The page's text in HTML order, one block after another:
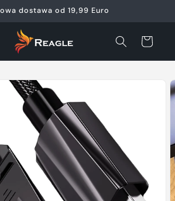
dostawa od 19,99 Euro
Koszyk